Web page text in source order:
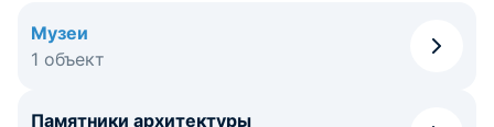
Музеи
1 объект
Памятники архитектуры